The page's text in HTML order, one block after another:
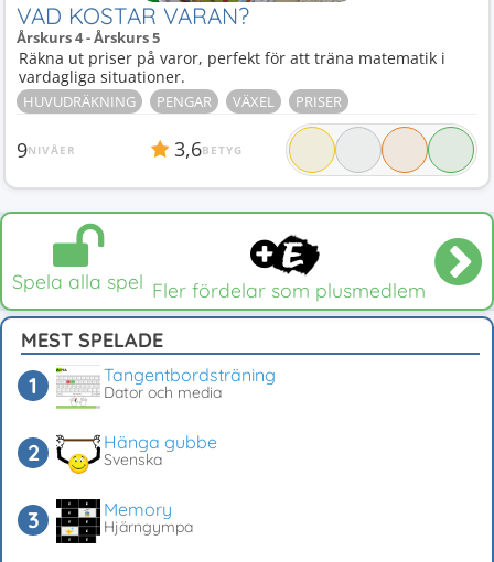
VAD KOSTAR VARAN?
Årskurs 4 - Årskurs 5
Räkna ut priser på varor, perfekt för att träna matematik i
vardagliga situationer.
HUVUDRÄKNING PENGAR VÄXEL PRISER
9NIVÅER 3,6BETYG
Spela alla spel Fler fördelar som plusmedlem
MEST SPELADE
Tangentbordsträning
Dator och media
Hänga gubbe
Svenska
Memory
Hjärngympa